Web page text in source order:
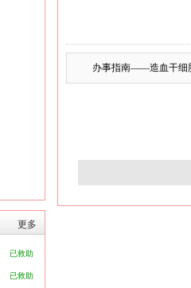
更多
已救助
已救助
办事指南——造血干细